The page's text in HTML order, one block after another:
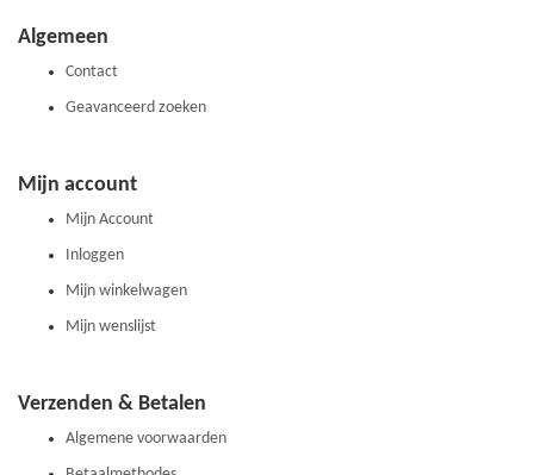
nieuwsbrief
Algemeen
Contact
Geavanceerd zoeken
Mijn account
Mijn Account
Inloggen
Mijn winkelwagen
Mijn wenslijst
Verzenden & Betalen
Algemene voorwaarden